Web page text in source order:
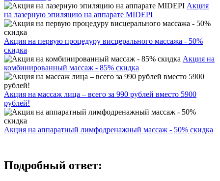
Акция
на лазерную эпиляцию на аппарате MIDEPI
Акция на первую процедуру висцерального массажа - 50%
скидка
Акция на
комбинированный массаж - 85% скидка
Акция на массаж лица – всего за 990 рублей вместо 5900
рублей!
Акция на аппаратный лимфодренажный массаж - 50% скидка
Подробный ответ: